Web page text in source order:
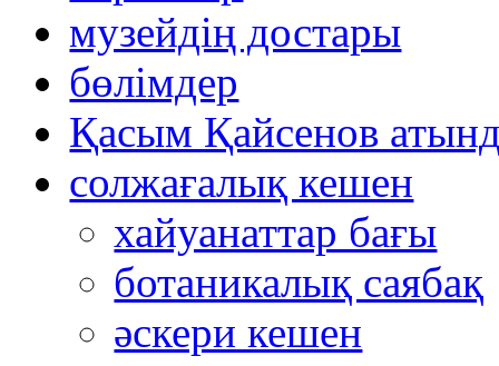
музейдің достары
бөлімдер
Қасым Қайсенов
солжағалық кешен
хайуанаттар бағы
ботаникалық саябақ
әскери кешен